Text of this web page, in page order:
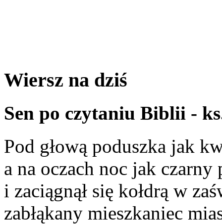
Wiersz na dziś
Sen po czytaniu Biblii -
Pod głową poduszka jak
a na oczach noc jak czarny
i zaciągnął się kołdrą w
zabłąkany mieszkaniec